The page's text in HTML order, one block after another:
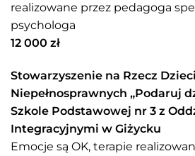
realizowane przez pedagoga
psychologa
12 000 zł
Stowarzyszenie na Rzecz Dzieci
Niepełnosprawnych „Podaruj
Szkole Podstawowej nr 3 z
Integracyjnymi w Giżycku
Emocje są OK, terapie